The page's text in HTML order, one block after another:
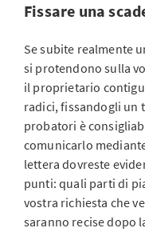
Fissare una
Se subite realmente
si protendono sulla
il proprietario
radici, fissandogli un
probatori è
comunicarlo
lettera dovreste
punti: quali parti di
vostra richiesta che
saranno recise dopo